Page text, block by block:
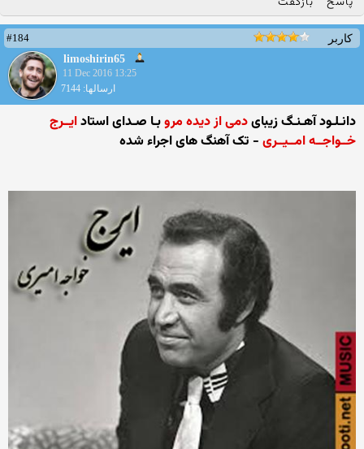
کاربر
#184
limoshirin65
11 Dec 2016 13:25
ارسالها: 7144
دانـلـود آهـنـگ زیبایدمی از دیده مروبـا صـدای استادایــرج
خــواجــه امــیــری - تک آهنگ های اجراء شده